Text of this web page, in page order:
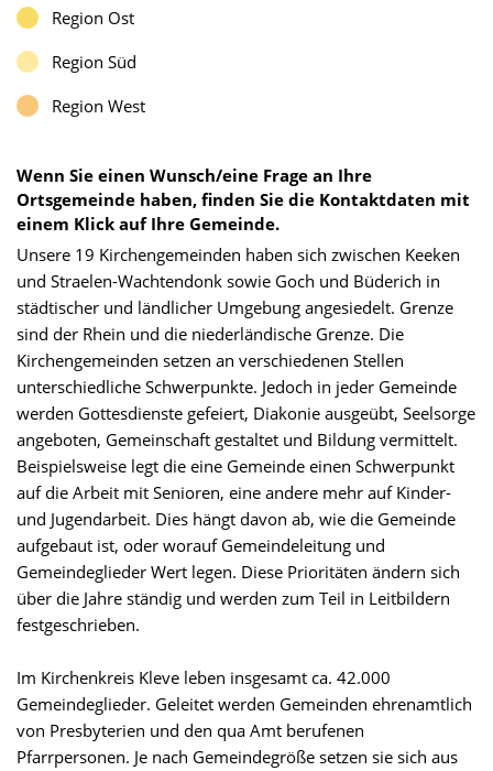
Region Ost
Region Süd
Region West
Wenn Sie einen Wunsch/eine Frage an Ihre
Ortsgemeinde haben, finden Sie die Kontaktdaten mit
einem Klick auf Ihre Gemeinde.
Unsere 19 Kirchengemeinden haben sich zwischen Keeken
und Straelen-Wachtendonk sowie Goch und Büderich in
städtischer und ländlicher Umgebung angesiedelt. Grenze
sind der Rhein und die niederländische Grenze. Die
Kirchengemeinden setzen an verschiedenen Stellen
unterschiedliche Schwerpunkte. Jedoch in jeder Gemeinde
werden Gottesdienste gefeiert, Diakonie ausgeübt, Seelsorge
angeboten, Gemeinschaft gestaltet und Bildung vermittelt.
Beispielsweise legt die eine Gemeinde einen Schwerpunkt
auf die Arbeit mit Senioren, eine andere mehr auf Kinder-
und Jugendarbeit. Dies hängt davon ab, wie die Gemeinde
aufgebaut ist, oder worauf Gemeindeleitung und
Gemeindeglieder Wert legen. Diese Prioritäten ändern sich
über die Jahre ständig und werden zum Teil in Leitbildern
festgeschrieben.
Im Kirchenkreis Kleve leben insgesamt ca. 42.000
Gemeindeglieder. Geleitet werden Gemeinden ehrenamtlich
von Presbyterien und den qua Amt berufenen
Pfarrpersonen. Je nach Gemeindegröße setzen sie sich aus